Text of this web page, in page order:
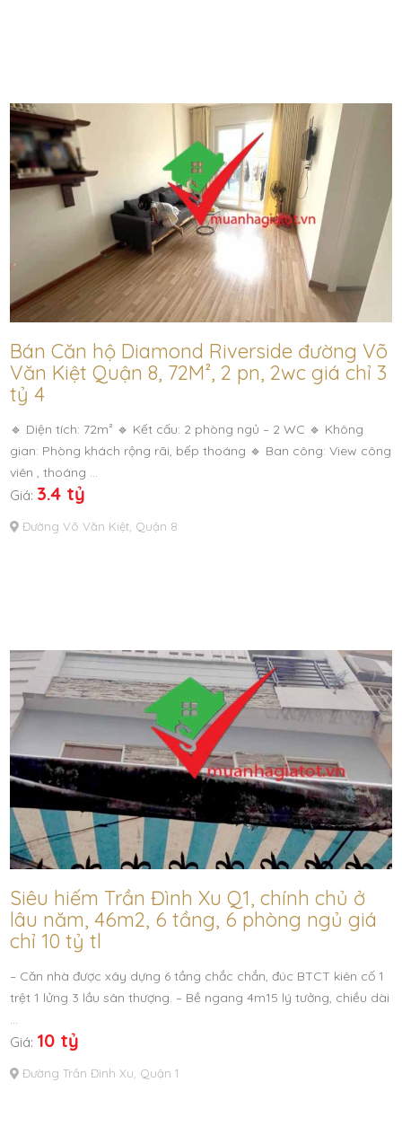
Bán Căn hộ Diamond Riverside đường Võ
Văn Kiệt Quận 8, 72M², 2 pn, 2wc giá chỉ 3
tỷ 4
🔹 Diện tích: 72m² 🔹 Kết cấu: 2 phòng ngủ – 2 WC 🔹 Không
gian: Phòng khách rộng rãi, bếp thoáng 🔹 Ban công: View công
viên , thoáng …
Giá: 3.4 tỷ
Đường Võ Văn Kiệt, Quận 8
Siêu hiếm Trần Đình Xu Q1, chính chủ ở
lâu năm, 46m2, 6 tầng, 6 phòng ngủ giá
chỉ 10 tỷ tl
– Căn nhà được xây dựng 6 tầng chắc chắn, đúc BTCT kiên cố 1
trệt 1 lửng 3 lầu sân thượng. – Bề ngang 4m15 lý tưởng, chiều dài
…
Giá: 10 tỷ
Đường Trần Đình Xu, Quận 1